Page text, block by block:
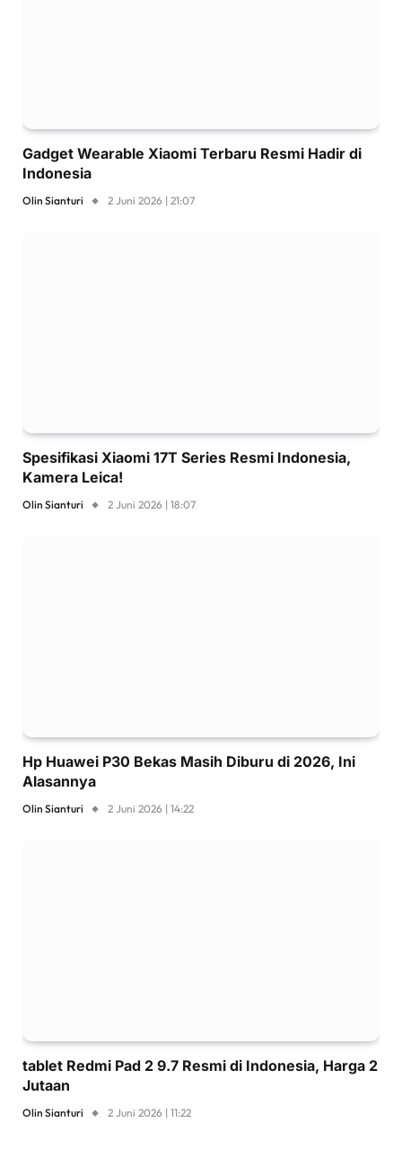
Gadget Wearable Xiaomi Terbaru Resmi Hadir di
Indonesia
Olin Sianturi 2 Juni 2026 | 21:07
Spesifikasi Xiaomi 17T Series Resmi Indonesia,
Kamera Leica!
Olin Sianturi 2 Juni 2026 | 18:07
Hp Huawei P30 Bekas Masih Diburu di 2026, Ini
Alasannya
Olin Sianturi 2 Juni 2026 | 14:22
tablet Redmi Pad 2 9.7 Resmi di Indonesia, Harga 2
Jutaan
Olin Sianturi 2 Juni 2026 | 11:22